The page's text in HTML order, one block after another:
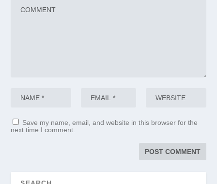
Save my name, email, and website in this browser for the
next time I comment.